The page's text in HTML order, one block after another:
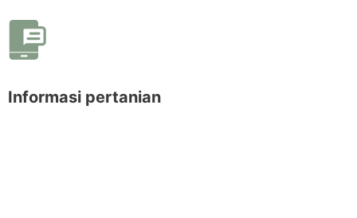
Informasi pertanian